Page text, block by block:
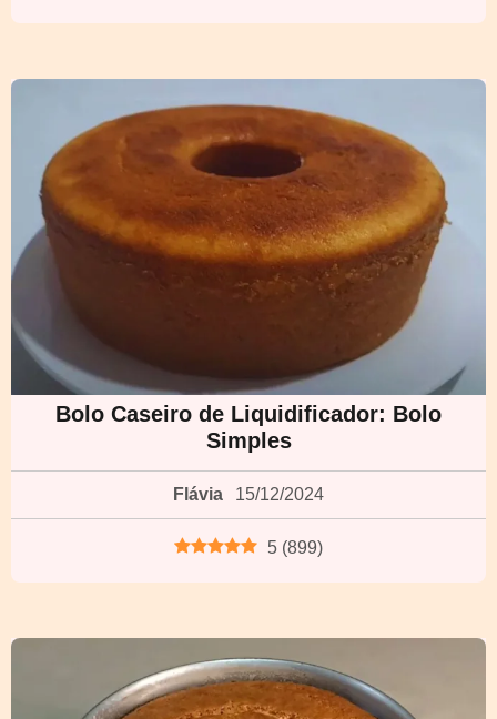
Bolo Caseiro de Liquidificador: Bolo
Simples
Flávia 15/12/2024
5 (899)